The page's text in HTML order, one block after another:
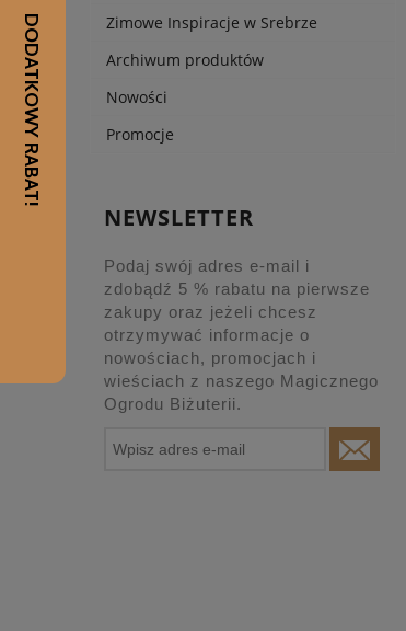
Zimowe Inspiracje w Srebrze
Archiwum produktów
Nowości
Promocje
NEWSLETTER
Podaj swój adres e-mail i
zdobądź 5 % rabatu na pierwsze
zakupy oraz jeżeli chcesz
otrzymywać informacje o
nowościach, promocjach i
wieściach z naszego Magicznego
Ogrodu Biżuterii.